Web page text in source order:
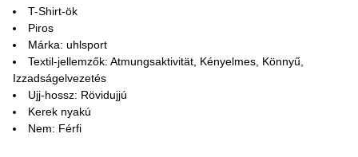
T-Shirt-ök
Piros
Márka: uhlsport
Textil-jellemzők: Atmungsaktivität, Kényelmes, Könnyű,
Izzadságelvezetés
Ujj-hossz: Rövidujjú
Kerek nyakú
Nem: Férfi